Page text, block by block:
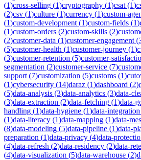
(1)cross-selling (1)cryptography (1)csat (1)
(2)csv (1)culture (1)currency (1)custom-
(1)custom-development (1)custom-fields (1)
(1)custom-orders (2)custom-skills (2)
(2)customer-data (1)customer-engagement (
(5)customer-health (1)customer-journey (1)
(3)customer-retention (5)customer-
segmentation (2)customer-service (7)
support (7)customization (5)customs (1)
(1)cybersecurity (14)daraz (1)dashboard (2)
(5)data-analysis (3)data-analytics (3)data-
(3)data-extraction (2)data-fetching (1)data-
handling (1)data-hygiene (1)data-integration
(1)data-literacy (1)data-mapping (1)data-
(8)data-modeling (5)data-pipeline (1)data-
preparation (1)data-privacy (4)data-
(4)data-refresh (2)data-residency (2)data-
(4)data-visualization (5)data-warehouse (2)